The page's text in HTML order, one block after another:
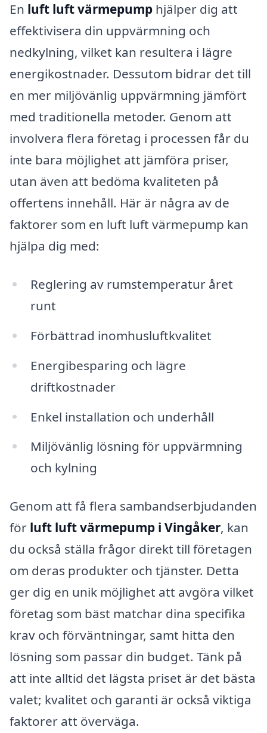
En luft luft värmepump hjälper dig att
effektivisera din uppvärmning och
nedkylning, vilket kan resultera i lägre
energikostnader. Dessutom bidrar det till
en mer miljövänlig uppvärmning jämfört
med traditionella metoder. Genom att
involvera flera företag i processen får du
inte bara möjlighet att jämföra priser,
utan även att bedöma kvaliteten på
offertens innehåll. Här är några av de
faktorer som en luft luft värmepump kan
hjälpa dig med:
Reglering av rumstemperatur året
runt
Förbättrad inomhusluftkvalitet
Energibesparing och lägre
driftkostnader
Enkel installation och underhåll
Miljövänlig lösning för uppvärmning
och kylning
Genom att få flera sambandserbjudanden
för luft luft värmepump i Vingåker, kan
du också ställa frågor direkt till företagen
om deras produkter och tjänster. Detta
ger dig en unik möjlighet att avgöra vilket
företag som bäst matchar dina specifika
krav och förväntningar, samt hitta den
lösning som passar din budget. Tänk på
att inte alltid det lägsta priset är det bästa
valet; kvalitet och garanti är också viktiga
faktorer att överväga.